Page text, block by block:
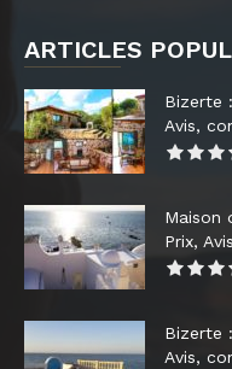
ARTICLES
Bizerte
Avis,
Maison
Prix,
Bizerte
Avis,